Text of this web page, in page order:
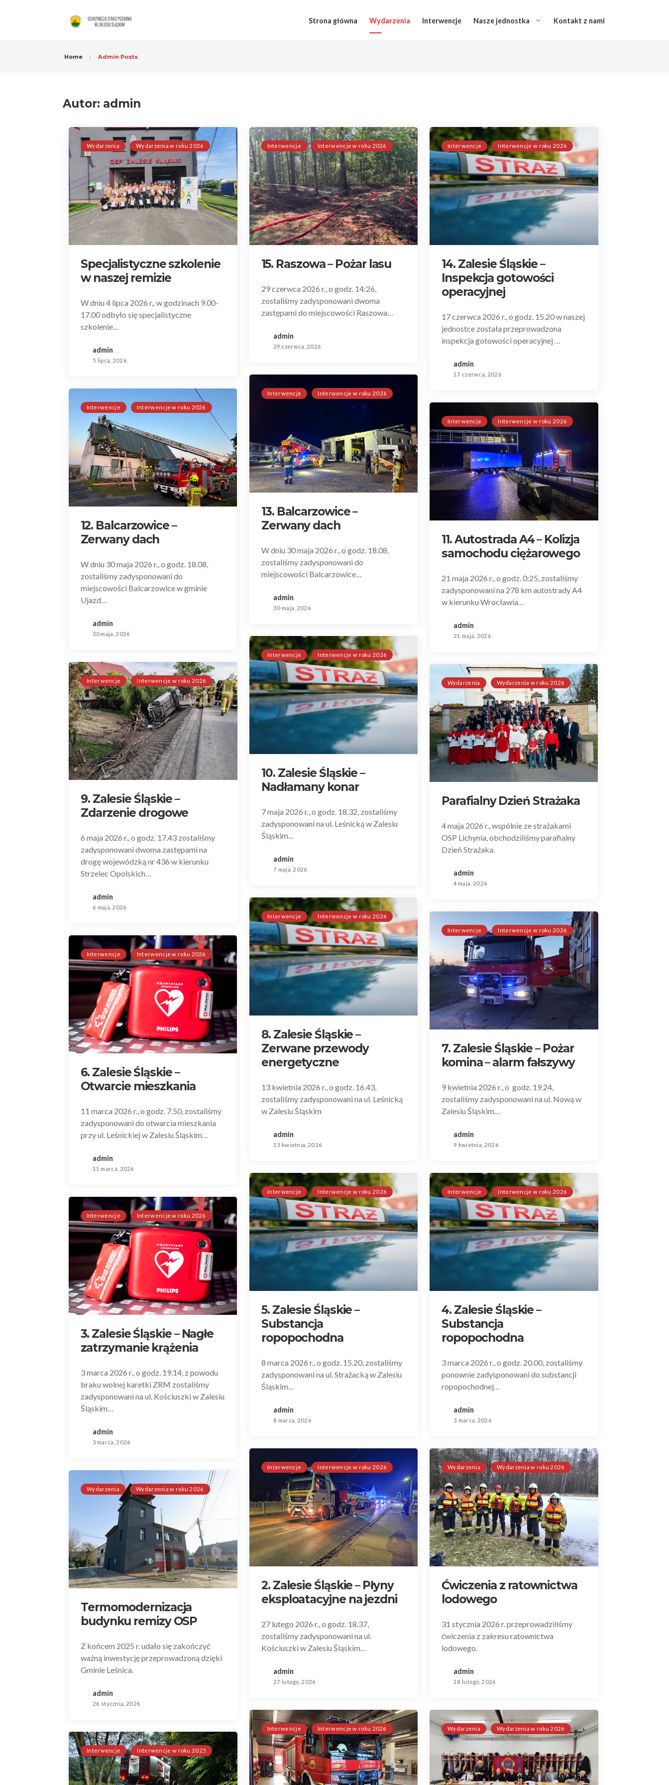
Strona główna Wydarzenia Interwencje Nasze jednostka Kontakt z nami
Home Admin Posts
Autor: admin
Wydarzenia Wydarzenia w roku 2026
Specjalistyczne szkolenie
w naszej remizie
W dniu 4 lipca 2026 r,. w godzinach 9.00-
17.00 odbyło się specjalistyczne
szkolenie…
admin
5 lipca, 2026
Interwencje Interwencje w roku 2026
15. Raszowa – Pożar lasu
29 czerwca 2026 r., o godz. 14:26,
zostaliśmy zadysponowani dwoma
zastępami do miejscowości Raszowa…
admin
29 czerwca, 2026
Interwencje Interwencje w roku 2026
14. Zalesie Śląskie –
Inspekcja gotowości
operacyjnej
17 czerwca 2026 r., o godz. 15.20 w naszej
jednostce została przeprowadzona
inspekcja gotowości operacyjnej …
admin
17 czerwca, 2026
Interwencje Interwencje w roku 2026
13. Balcarzowice –
Zerwany dach
W dniu 30 maja 2026 r., o godz. 18.08,
zostaliśmy zadysponowani do
miejscowości Balcarzowice…
admin
30 maja, 2026
Interwencje Interwencje w roku 2026
12. Balcarzowice –
Zerwany dach
W dniu 30 maja 2026 r., o godz. 18.08,
zostaliśmy zadysponowani do
miejscowości Balcarzowice w gminie
Ujazd…
admin
30 maja, 2026
Interwencje Interwencje w roku 2026
11. Autostrada A4 – Kolizja
samochodu ciężarowego
21 maja 2026 r., o godz. 0:25, zostaliśmy
zadysponowani na 278 km autostrady A4
w kierunku Wrocławia…
admin
21 maja, 2026
Interwencje Interwencje w roku 2026
10. Zalesie Śląskie –
Nadłamany konar
7 maja 2026 r., o godz. 18.32, zostaliśmy
zadysponowani na ul. Leśnicką w Zalesiu
Śląskim…
admin
7 maja, 2026
Interwencje Interwencje w roku 2026
9. Zalesie Śląskie –
Zdarzenie drogowe
6 maja 2026 r., o godz. 17.43 zostaliśmy
zadysponowani dwoma zastępami na
drogę wojewódzką nr 436 w kierunku
Strzelec Opolskich…
admin
6 maja, 2026
Wydarzenia Wydarzenia w roku 2026
Parafialny Dzień Strażaka
4 maja 2026 r., wspólnie ze strażakami
OSP Lichynia, obchodziliśmy parafialny
Dzień Strażaka.
admin
4 maja, 2026
Interwencje Interwencje w roku 2026
8. Zalesie Śląskie –
Zerwane przewody
energetyczne
13 kwietnia 2026 r., o godz. 16.43,
zostaliśmy zadysponowani na ul. Leśnicką
w Zalesiu Śląskim
admin
13 kwietnia, 2026
Interwencje Interwencje w roku 2026
7. Zalesie Śląskie – Pożar
komina – alarm fałszywy
9 kwietnia 2026 r., o godz. 19.24,
zostaliśmy zadysponowani na ul. Nową w
Zalesiu Śląskim…
admin
9 kwietnia, 2026
Interwencje Interwencje w roku 2026
6. Zalesie Śląskie –
Otwarcie mieszkania
11 marca 2026 r., o godz. 7.50, zostaliśmy
zadysponowani do otwarcia mieszkania
przy ul. Leśnickiej w Zalesiu Śląskim…
admin
11 marca, 2026
Interwencje Interwencje w roku 2026
5. Zalesie Śląskie –
Substancja
ropopochodna
8 marca 2026 r., o godz. 15.20, zostaliśmy
zadysponowani na ul. Strażacką w Zalesiu
Śląskim…
admin
8 marca, 2026
Interwencje Interwencje w roku 2026
4. Zalesie Śląskie –
Substancja
ropopochodna
3 marca 2026 r., o godz. 20.00, zostaliśmy
ponownie zadysponowani do substancji
ropopochodnej…
admin
3 marca, 2026
Interwencje Interwencje w roku 2026
3. Zalesie Śląskie – Nagłe
zatrzymanie krążenia
3 marca 2026 r., o godz. 19.14, z powodu
braku wolnej karetki ZRM zostaliśmy
zadysponowani na ul. Kościuszki w Zalesiu
Śląskim…
admin
3 marca, 2026
Interwencje Interwencje w roku 2026
2. Zalesie Śląskie – Płyny
eksploatacyjne na jezdni
27 lutego 2026 r., o godz. 18.37,
zostaliśmy zadysponowani na ul.
Kościuszki w Zalesiu Śląskim…
admin
27 lutego, 2026
Wydarzenia Wydarzenia w roku 2026
Ćwiczenia z ratownictwa
lodowego
31 stycznia 2026 r. przeprowadziliśmy
ćwiczenia z zakresu ratownictwa
lodowego.
admin
18 lutego, 2026
Wydarzenia Wydarzenia w roku 2026
Termomodernizacja
budynku remizy OSP
Z końcem 2025 r. udało się zakończyć
ważną inwestycję przeprowadzoną dzięki
Gminie Leśnica.
admin
26 stycznia, 2026
Interwencje Interwencje w roku 2026 Wydarzenia Wydarzenia w roku 2026
Interwencje Interwencje w roku 2025